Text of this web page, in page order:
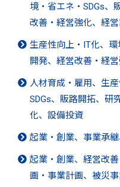
境・省エネ・SDGs、
改善・経営強化、経
生産性向上・IT化、
開発、経営改善・経
人材育成・雇用、生
SDGs、販路開拓、研
化、設備投資
起業・創業、事業承
起業・創業、経営改
画・事業計画、被災